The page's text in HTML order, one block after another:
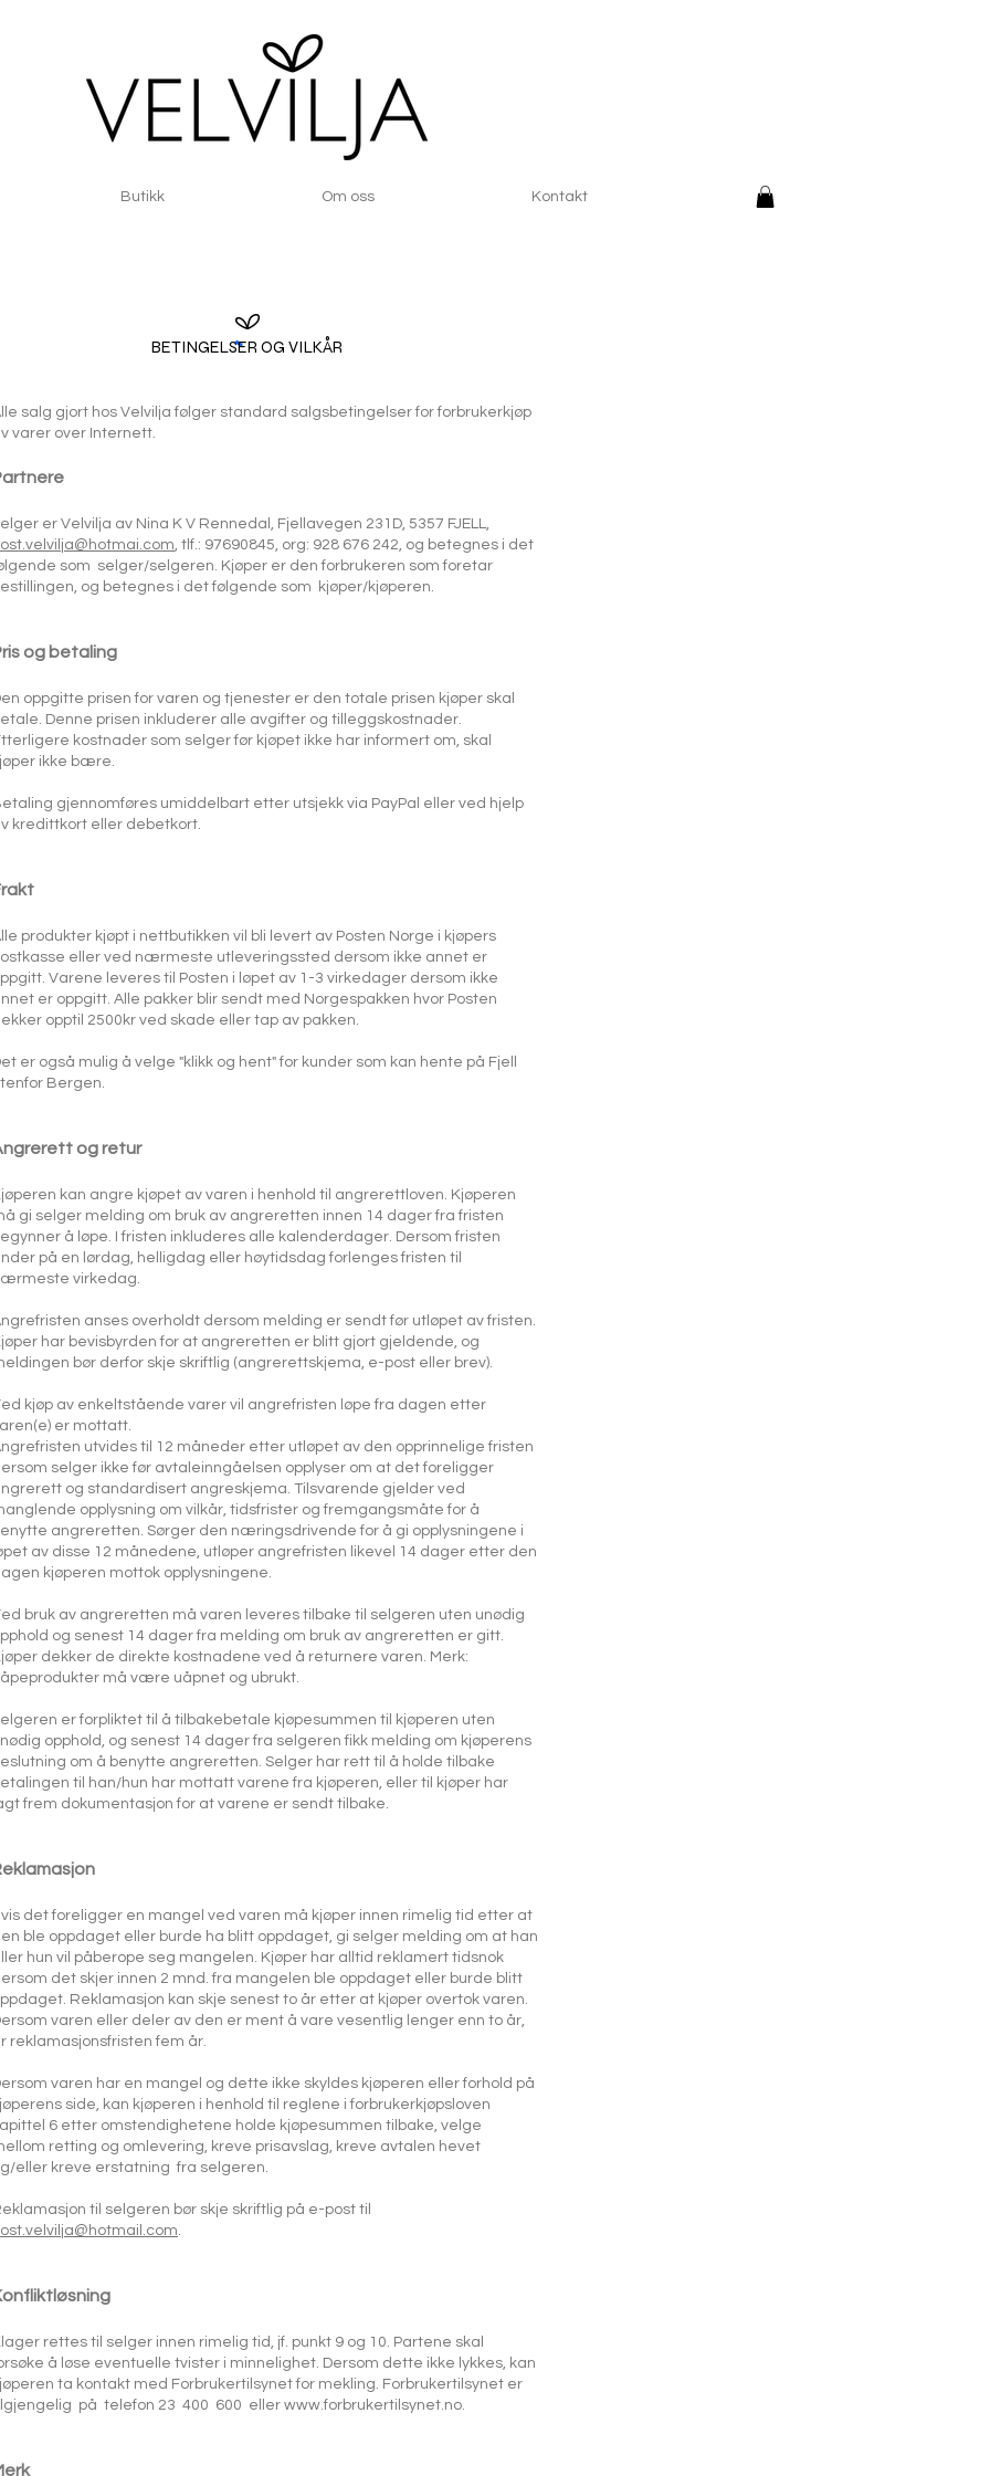
Butikk Om oss Kontakt
BETINGELSER OG VILKÅR
salg gjort hos Velvilja følger standard salgsbetingelser for forbrukerkjøp
varer over Internett.​
er Velvilja av Nina K V Rennedal, Fjellavegen 231D, 5357 FJELL,
, tlf.: 97690845, org: 928 676 242, og betegnes i det
som selger/selgeren. Kjøper er den forbrukeren som foretar
og betegnes i det følgende som kjøper/kjøperen.
og betaling
oppgitte prisen for varen og tjenester er den totale prisen kjøper skal
Denne prisen inkluderer alle avgifter og tilleggskostnader.
kostnader som selger før kjøpet ikke har informert om, skal
ikke bære.
gjennomføres umiddelbart etter utsjekk via PayPal eller ved hjelp
kredittkort eller debetkort.
produkter kjøpt i nettbutikken vil bli levert av Posten Norge i kjøpers
eller ved nærmeste utleveringssted dersom ikke annet er
Varene leveres til Posten i løpet av 1-3 virkedager dersom ikke
er oppgitt. Alle pakker blir sendt med Norgespakken hvor Posten
opptil 2500kr ved skade eller tap av pakken.
er også mulig å velge "klikk og hent" for kunder som kan hente på Fjell
Bergen.
og retur
kan angre kjøpet av varen i henhold til angrerettloven. Kjøperen
gi selger melding om bruk av angreretten innen 14 dager fra fristen
å løpe. I fristen inkluderes alle kalenderdager. Dersom fristen
på en lørdag, helligdag eller høytidsdag forlenges fristen til
virkedag.
anses overholdt dersom melding er sendt før utløpet av fristen.
har bevisbyrden for at angreretten er blitt gjort gjeldende, og
bør derfor skje skriftlig (angrerettskjema, e-post eller brev).
kjøp av enkeltstående varer vil angrefristen løpe fra dagen etter
er mottatt.
utvides til 12 måneder etter utløpet av den opprinnelige fristen
selger ikke før avtaleinngåelsen opplyser om at det foreligger
og standardisert angreskjema. Tilsvarende gjelder ved
opplysning om vilkår, tidsfrister og fremgangsmåte for å
angreretten. Sørger den næringsdrivende for å gi opplysningene i
av disse 12 månedene, utløper angrefristen likevel 14 dager etter den
kjøperen mottok opplysningene.
bruk av angreretten må varen leveres tilbake til selgeren uten unødig
og senest 14 dager fra melding om bruk av angreretten er gitt.
dekker de direkte kostnadene ved å returnere varen. Merk:
må være uåpnet og ubrukt.
er forpliktet til å tilbakebetale kjøpesummen til kjøperen uten
opphold, og senest 14 dager fra selgeren fikk melding om kjøperens
om å benytte angreretten. Selger har rett til å holde tilbake
til han/hun har mottatt varene fra kjøperen, eller til kjøper har
frem dokumentasjon for at varene er sendt tilbake.
det foreligger en mangel ved varen må kjøper innen rimelig tid etter at
ble oppdaget eller burde ha blitt oppdaget, gi selger melding om at han
hun vil påberope seg mangelen. Kjøper har alltid reklamert tidsnok
det skjer innen 2 mnd. fra mangelen ble oppdaget eller burde blitt
Reklamasjon kan skje senest to år etter at kjøper overtok varen.
varen eller deler av den er ment å vare vesentlig lenger enn to år,
reklamasjonsfristen fem år.
varen har en mangel og dette ikke skyldes kjøperen eller forhold på
side, kan kjøperen i henhold til reglene i forbrukerkjøpsloven
6 etter omstendighetene holde kjøpesummen tilbake, velge
retting og omlevering, kreve prisavslag, kreve avtalen hevet
eller kreve erstatning fra selgeren.
til selgeren bør skje skriftlig på e-post til
.
rettes til selger innen rimelig tid, jf. punkt 9 og 10. Partene skal
å løse eventuelle tvister i minnelighet. Dersom dette ikke lykkes, kan
ta kontakt med Forbrukertilsynet for mekling. Forbrukertilsynet er
på telefon 23 400 600 eller www.forbrukertilsynet.no.